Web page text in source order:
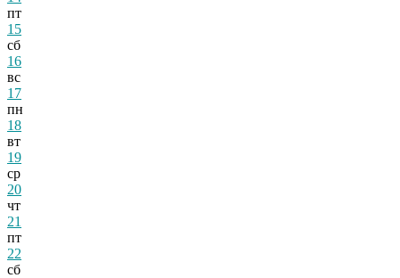
пт
15
сб
16
вс
17
пн
18
вт
19
ср
20
чт
21
пт
22
сб